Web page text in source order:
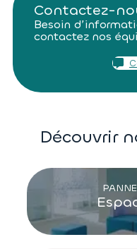
Contactez-
Besoin
contactez nos
Découvrir